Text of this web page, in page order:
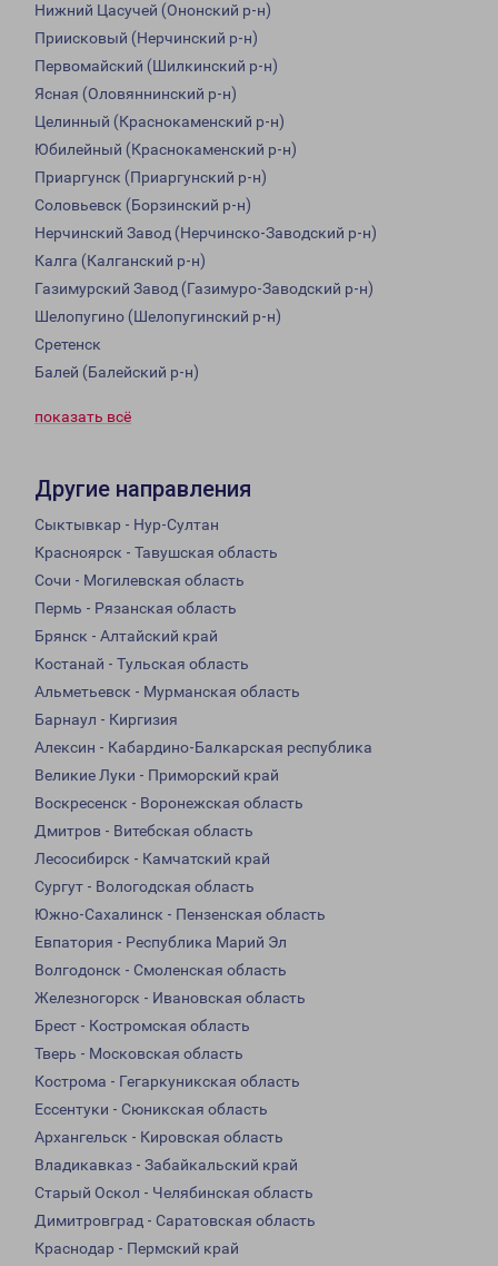
Нижний Цасучей (Ононский р-н)
Приисковый (Нерчинский р-н)
Первомайский (Шилкинский р-н)
Ясная (Оловяннинский р-н)
Целинный (Краснокаменский р-н)
Юбилейный (Краснокаменский р-н)
Приаргунск (Приаргунский р-н)
Соловьевск (Борзинский р-н)
Нерчинский Завод (Нерчинско-Заводский р-н)
Калга (Калганский р-н)
Газимурский Завод (Газимуро-Заводский р-н)
Шелопугино (Шелопугинский р-н)
Сретенск
Балей (Балейский р-н)
показать всё
Другие направления
Сыктывкар - Нур-Султан
Красноярск - Тавушская область
Сочи - Могилевская область
Пермь - Рязанская область
Брянск - Алтайский край
Костанай - Тульская область
Альметьевск - Мурманская область
Барнаул - Киргизия
Алексин - Кабардино-Балкарская республика
Великие Луки - Приморский край
Воскресенск - Воронежская область
Дмитров - Витебская область
Лесосибирск - Камчатский край
Сургут - Вологодская область
Южно-Сахалинск - Пензенская область
Евпатория - Республика Марий Эл
Волгодонск - Смоленская область
Железногорск - Ивановская область
Брест - Костромская область
Тверь - Московская область
Кострома - Гегаркуникская область
Ессентуки - Сюникская область
Архангельск - Кировская область
Владикавказ - Забайкальский край
Старый Оскол - Челябинская область
Димитровград - Саратовская область
Краснодар - Пермский край